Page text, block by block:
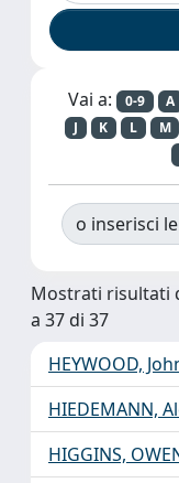
Vai a: 0-9 A
J
K L M
o inserisci
Mostrati risultati
a 37 di 37
HEYWOOD,
HIEDEMANN,
HIGGINS,